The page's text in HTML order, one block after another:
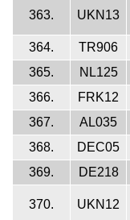
363. UKN13
364. TR906
365.
NL125
366.
FRK12
367.
AL035
368.
DEC05
369.
DE218
370. UKN12